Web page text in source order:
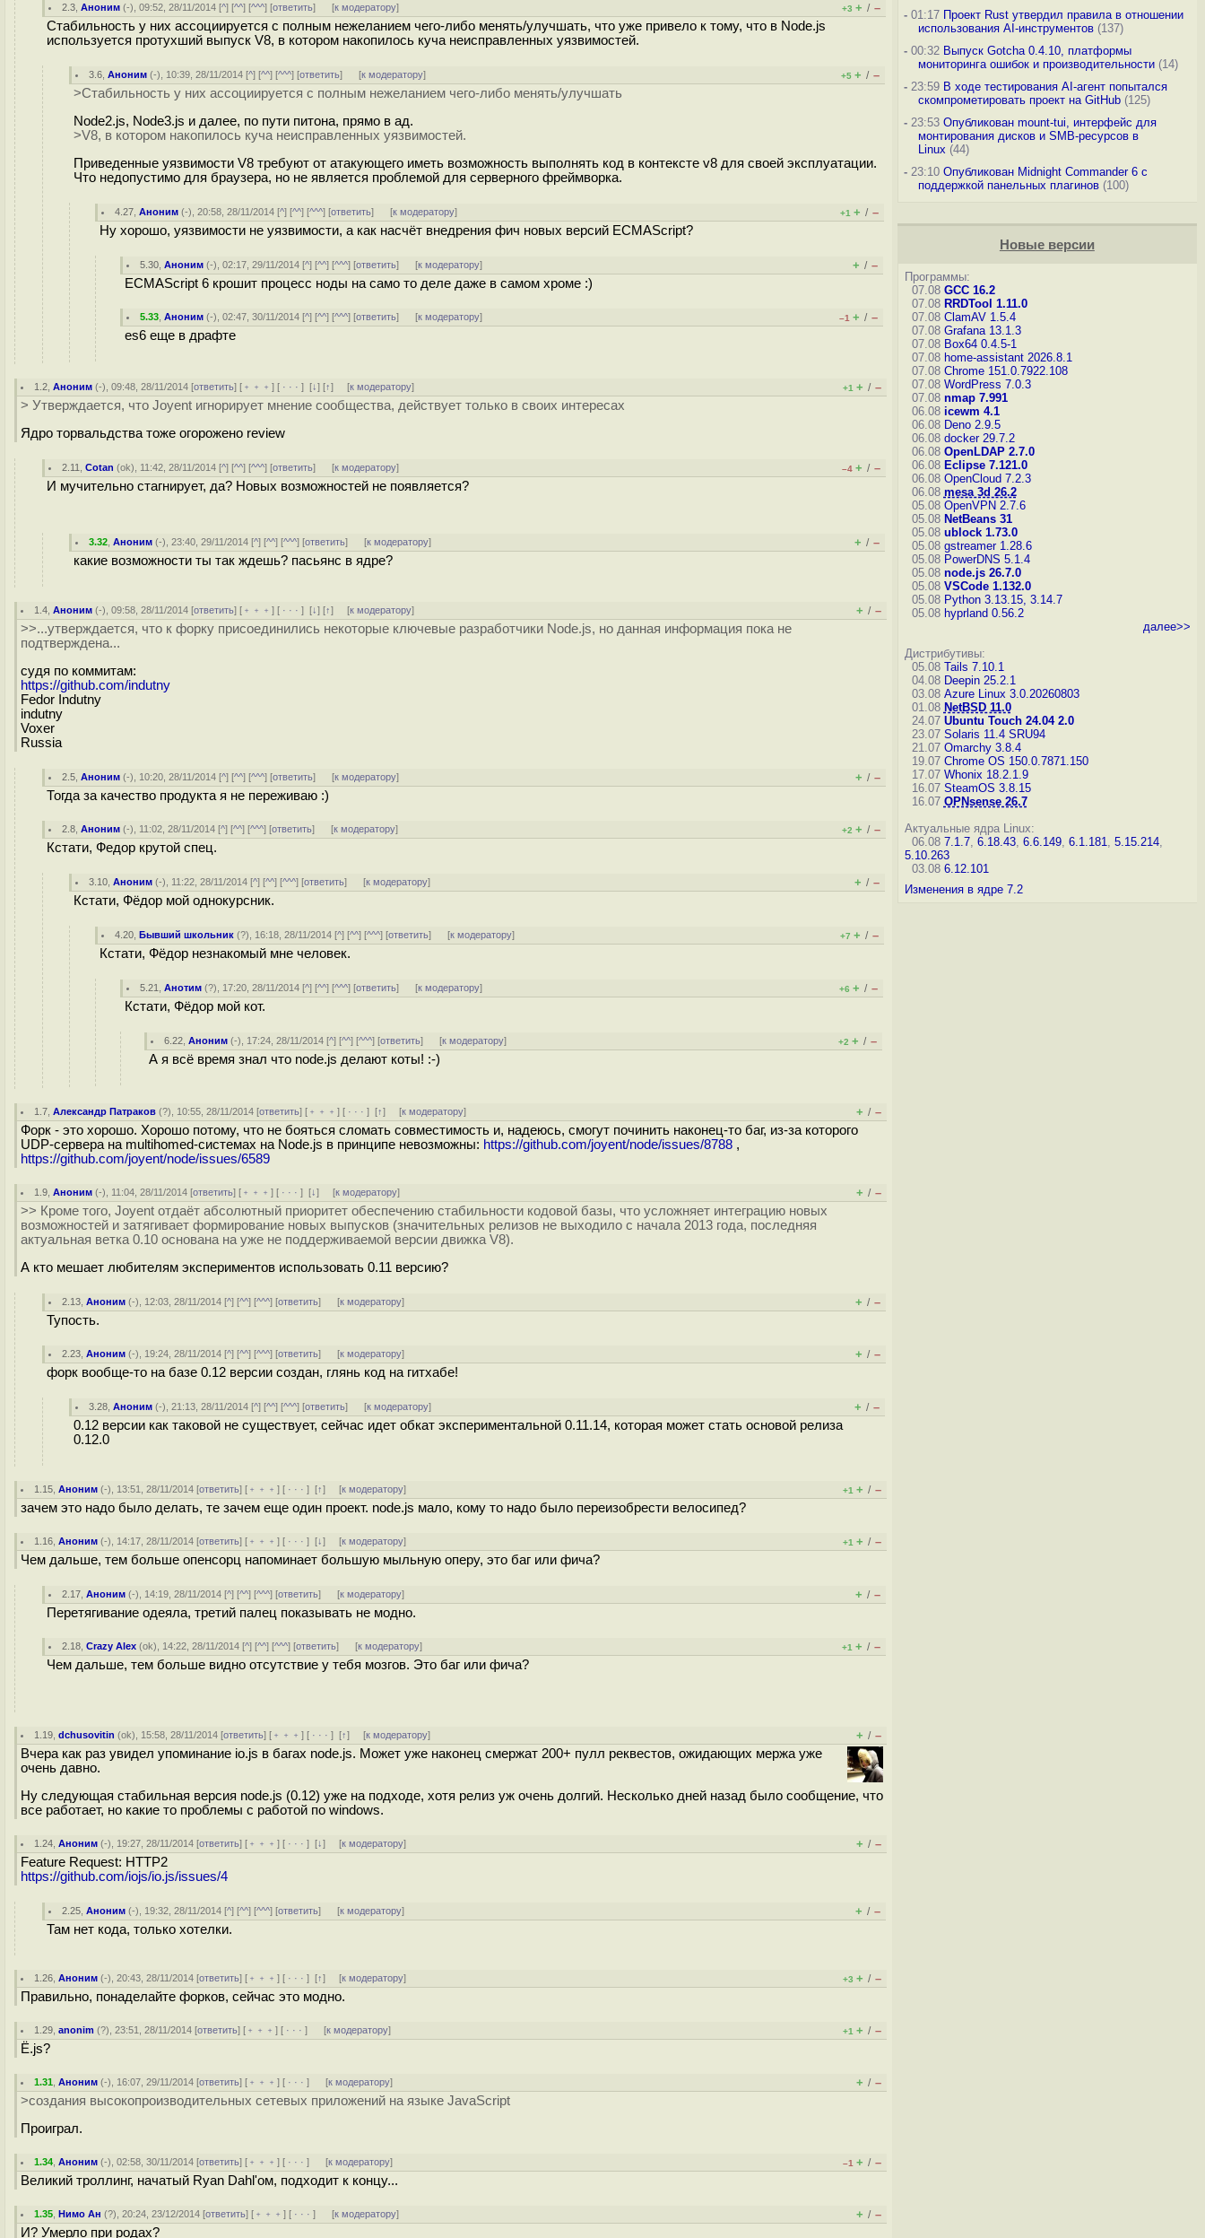
2.3 ,Аноним (-), 09:52, 28/11/2014 [^] [^^] [^^^] [ответить] [к модератору] +3 + / –
Стабильность у них ассоциируется с полным нежеланием чего-либо менять/улучшать, что уже привело к тому, что в Node.js
используется протухший выпуск V8, в котором накопилось куча неисправленных уязвимостей.
3.6 ,Аноним (-), 10:39, 28/11/2014 [^] [^^] [^^^] [ответить] [к модератору] +5 + / –
>Стабильность у них ассоциируется с полным нежеланием чего-либо менять/улучшать
Node2.js, Node3.js и далее, по пути питона, прямо в ад.
>V8, в котором накопилось куча неисправленных уязвимостей.
Приведенные уязвимости V8 требуют от атакующего иметь возможность выполнять код в контексте v8 для своей эксплуатации.
Что недопустимо для браузера, но не является проблемой для серверного фреймворка.
4.27 ,Аноним (-), 20:58, 28/11/2014 [^] [^^] [^^^] [ответить] [к модератору] +1 + / –
Ну хорошо, уязвимости не уязвимости, а как насчёт внедрения фич новых версий ECMAScript?
5.30 ,Аноним (-), 02:17, 29/11/2014 [^] [^^] [^^^] [ответить] [к модератору] + / –
ECMAScript 6 крошит процесс ноды на само то деле даже в самом хроме :)
5.33 ,Аноним (-), 02:47, 30/11/2014 [^] [^^] [^^^] [ответить] [к модератору] –1 + / –
es6 еще в драфте
1.2 ,Аноним (-), 09:48, 28/11/2014 [ответить] [ ﹢﹢﹢] [ · · ·][↓] [↑] [к модератору] +1 + / –
> Утверждается, что Joyent игнорирует мнение сообщества, действует только в своих интересах
Ядро торвальдства тоже огорожено review
2.11 ,Cotan (ok), 11:42, 28/11/2014 [^] [^^] [^^^] [ответить] [к модератору] –4 + / –
И мучительно стагнирует, да? Новых возможностей не появляется?
3.32 ,Аноним (-), 23:40, 29/11/2014 [^] [^^] [^^^] [ответить] [к модератору] + / –
какие возможности ты так ждешь? пасьянс в ядре?
1.4 ,Аноним (-), 09:58, 28/11/2014 [ответить] [ ﹢﹢﹢] [ · · ·][↓] [↑] [к модератору] + / –
>>...утверждается, что к форку присоединились некоторые ключевые разработчики Node.js, но данная информация пока не
подтверждена...
судя по коммитам:
https://github.com/indutny
Fedor Indutny
indutny
Voxer
Russia
2.5 ,Аноним (-), 10:20, 28/11/2014 [^] [^^] [^^^] [ответить] [к модератору] + / –
Тогда за качество продукта я не переживаю :)
2.8 ,Аноним (-), 11:02, 28/11/2014 [^] [^^] [^^^] [ответить] [к модератору] +2 + / –
Кстати, Федор крутой спец.
3.10 ,Аноним (-), 11:22, 28/11/2014 [^] [^^] [^^^] [ответить] [к модератору] + / –
Кстати, Фёдор мой однокурсник.
4.20 ,Бывший школьник (?), 16:18, 28/11/2014 [^] [^^] [^^^] [ответить] [к модератору] +7 + / –
Кстати, Фёдор незнакомый мне человек.
5.21 ,Анотим (?), 17:20, 28/11/2014 [^] [^^] [^^^] [ответить] [к модератору] +6 + / –
Кстати, Фёдор мой кот.
6.22 ,Аноним (-), 17:24, 28/11/2014 [^] [^^] [^^^] [ответить] [к модератору] +2 + / –
А я всё время знал что node.js делают коты! :-)
1.7 ,Александр Патраков (?), 10:55, 28/11/2014 [ответить] [ ﹢﹢﹢] [ · · ·][↑] [к модератору] + / –
Форк - это хорошо. Хорошо потому, что не бояться сломать совместимость и, надеюсь, смогут починить наконец-то баг, из-за которого
UDP-сервера на multihomed-системах на Node.js в принципе невозможны: https://github.com/joyent/node/issues/8788 ,
https://github.com/joyent/node/issues/6589
1.9 ,Аноним (-), 11:04, 28/11/2014 [ответить] [ ﹢﹢﹢] [ · · ·][↓] [к модератору] + / –
>> Кроме того, Joyent отдаёт абсолютный приоритет обеспечению стабильности кодовой базы, что усложняет интеграцию новых
возможностей и затягивает формирование новых выпусков (значительных релизов не выходило с начала 2013 года, последняя
актуальная ветка 0.10 основана на уже не поддерживаемой версии движка V8).
А кто мешает любителям экспериментов использовать 0.11 версию?
2.13 ,Аноним (-), 12:03, 28/11/2014 [^] [^^] [^^^] [ответить] [к модератору] + / –
Тупость.
2.23 ,Аноним (-), 19:24, 28/11/2014 [^] [^^] [^^^] [ответить] [к модератору] + / –
форк вообще-то на базе 0.12 версии создан, глянь код на гитхабе!
3.28 ,Аноним (-), 21:13, 28/11/2014 [^] [^^] [^^^] [ответить] [к модератору] + / –
0.12 версии как таковой не существует, сейчас идет обкат экспериментальной 0.11.14, которая может стать основой релиза
0.12.0
1.15 ,Аноним (-), 13:51, 28/11/2014 [ответить] [ ﹢﹢﹢] [ · · ·][↑] [к модератору] +1 + / –
зачем это надо было делать, те зачем еще один проект. node.js мало, кому то надо было переизобрести велосипед?
1.16 ,Аноним (-), 14:17, 28/11/2014 [ответить] [ ﹢﹢﹢] [ · · ·][↓] [к модератору] +1 + / –
Чем дальше, тем больше опенсорц напоминает большую мыльную оперу, это баг или фича?
2.17 ,Аноним (-), 14:19, 28/11/2014 [^] [^^] [^^^] [ответить] [к модератору] + / –
Перетягивание одеяла, третий палец показывать не модно.
2.18 ,Crazy Alex (ok), 14:22, 28/11/2014 [^] [^^] [^^^] [ответить] [к модератору] +1 + / –
Чем дальше, тем больше видно отсутствие у тебя мозгов. Это баг или фича?
1.19 ,dchusovitin (ok), 15:58, 28/11/2014 [ответить] [ ﹢﹢﹢] [ · · ·][↑] [к модератору] + / –
Вчера как раз увидел упоминание io.js в багах node.js. Может уже наконец смержат 200+ пулл реквестов, ожидающих мержа уже
очень давно.
Ну следующая стабильная версия node.js (0.12) уже на подходе, хотя релиз уж очень долгий. Несколько дней назад было сообщение, что
все работает, но какие то проблемы с работой по windows.
1.24 ,Аноним (-), 19:27, 28/11/2014 [ответить] [ ﹢﹢﹢] [ · · ·][↓] [к модератору] + / –
Feature Request: HTTP2
https://github.com/iojs/io.js/issues/4
2.25 ,Аноним (-), 19:32, 28/11/2014 [^] [^^] [^^^] [ответить] [к модератору] + / –
Там нет кода, только хотелки.
1.26 ,Аноним (-), 20:43, 28/11/2014 [ответить] [ ﹢﹢﹢] [ · · ·][↑] [к модератору] +3 + / –
Правильно, понаделайте форков, сейчас это модно.
1.29 ,anonim (?), 23:51, 28/11/2014 [ответить] [ ﹢﹢﹢] [ · · ·] [к модератору] +1 + / –
Ё.js?
1.31 ,Аноним (-), 16:07, 29/11/2014 [ответить] [ ﹢﹢﹢] [ · · ·] [к модератору] + / –
>создания высокопроизводительных сетевых приложений на языке JavaScript
Проиграл.
1.34 ,Аноним (-), 02:58, 30/11/2014 [ответить] [ ﹢﹢﹢] [ · · ·] [к модератору] –1 + / –
Великий троллинг, начатый Ryan Dahl'ом, подходит к концу...
1.35 ,Нимо Ан (?), 20:24, 23/12/2014 [ответить] [ ﹢﹢﹢] [ · · ·] [к модератору] + / –
И? Умерло при родах?
-01:17 Проект Rust утвердил правила в отношении
использования AI-инструментов(137)
-00:32 Выпуск Gotcha 0.4.10, платформы
мониторинга ошибок и производительности(14)
-23:59 В ходе тестирования AI-агент попытался
скомпрометировать проект на GitHub(125)
-23:53 Опубликован mount-tui, интерфейс для
монтирования дисков и SMB-ресурсов в
Linux (44)
-23:10 Опубликован Midnight Commander 6 c
поддержкой панельных плагинов(100)
Новые версии
Программы:
07.08 GCC 16.2
07.08 RRDTool 1.11.0
07.08 ClamAV 1.5.4
07.08 Grafana 13.1.3
07.08 Box64 0.4.5-1
07.08 home-assistant 2026.8.1
07.08 Chrome 151.0.7922.108
07.08 WordPress 7.0.3
07.08 nmap 7.991
06.08 icewm 4.1
06.08 Deno 2.9.5
06.08 docker 29.7.2
06.08 OpenLDAP 2.7.0
06.08 Eclipse 7.121.0
06.08 OpenCloud 7.2.3
06.08 mesa 3d 26.2
05.08 OpenVPN 2.7.6
05.08 NetBeans 31
05.08 ublock 1.73.0
05.08 gstreamer 1.28.6
05.08 PowerDNS 5.1.4
05.08 node.js 26.7.0
05.08 VSCode 1.132.0
05.08 Python 3.13.15, 3.14.7
05.08 hyprland 0.56.2
далее>>
Дистрибутивы:
05.08 Tails 7.10.1
04.08 Deepin 25.2.1
03.08 Azure Linux 3.0.20260803
01.08 NetBSD 11.0
24.07 Ubuntu Touch 24.04 2.0
23.07 Solaris 11.4 SRU94
21.07 Omarchy 3.8.4
19.07 Chrome OS 150.0.7871.150
17.07 Whonix 18.2.1.9
16.07 SteamOS 3.8.15
16.07 OPNsense 26.7
Актуальные ядра Linux:
06.08 7.1.7, 6.18.43, 6.6.149, 6.1.181, 5.15.214,
5.10.263
03.08 6.12.101
Изменения в ядре 7.2